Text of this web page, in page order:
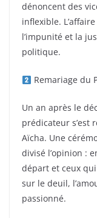
dénoncent des
inflexible.
l’impunité et la
politique.
Remariage du
Un an après le
prédicateur s’est
Aïcha. Une
divisé l’opinion :
départ et ceux
sur le deuil,
passionné.